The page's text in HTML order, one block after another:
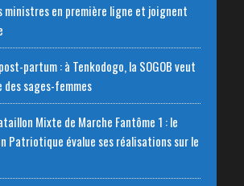
ministres en première ligne et joignent
partum : à Tenkodogo, la SOGOB veut
sages-femmes
Mixte de Marche Fantôme 1 : le
Patriotique évalue ses réalisations sur le